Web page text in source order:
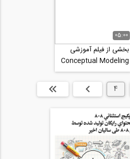
05:00
بخشی از فیلم آموزشی
Conceptual Modeling
In Mass ،ایده پردازی و
طراحی کانسپت در...
4 بعدی انتها »